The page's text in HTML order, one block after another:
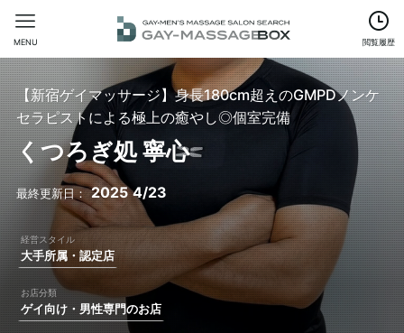
閲覧履歴
MENU
【新宿ゲイマッサージ】身長180cm超えのGMPDノンケ
セラピストによる極上の癒やし◎個室完備
くつろぎ処 寧心
2025 4/23
大手所属・認定店
ゲイ向け・男性専門のお店